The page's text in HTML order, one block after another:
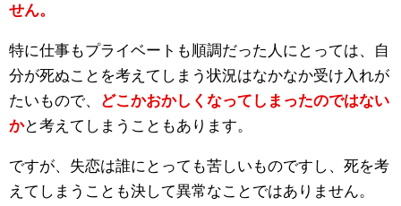
せん。
特に仕事もプライベートも順調だった人にとっては、自
分が死ぬことを考えてしまう状況はなかなか受け入れが
たいもので、
どこかおかしくなってしまったのではない
かと考えてしまうこともあります。
ですが、失恋は誰にとっても苦しいものですし、死を考
えてしまうことも決して異常なことではありません。